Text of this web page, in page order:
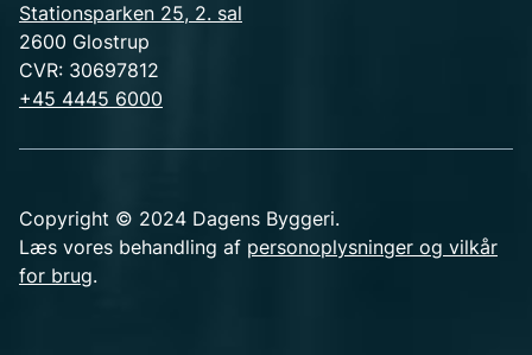
Stationsparken 25, 2. sal
2600 Glostrup
CVR: 30697812
+45 4445 6000
Copyright © 2024 Dagens Byggeri.
Læs vores behandling af personoplysninger og vilkår
for brug.